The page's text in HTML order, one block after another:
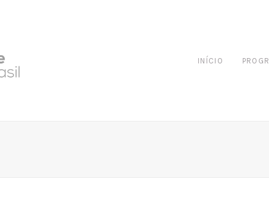
INÍCIO